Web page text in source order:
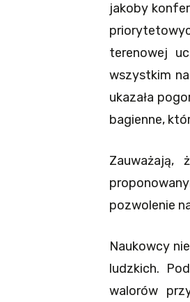
jakoby
terenowej
wszystkim
ukazała
bagienne,
Zauważają,
pozwolenie
Naukowcy
ludzkich.
walorów